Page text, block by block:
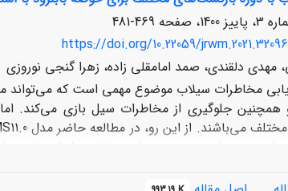
469-481
https://doi.org/10.22059/
مهدی دلقندی، صمد امامقلی زاده، زهرا گنجی نوروزی
مخاطرات سیلاب موضوع مهمی است که
همچنین جلوگیری از مخاطرات سیل بازی می‌کند.
گرفت.